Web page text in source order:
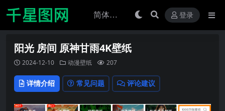
登录
阳光 房间 原神甘雨4K壁纸
2024-12-10 动漫壁纸 207
详情介绍 常见问题 评论建议